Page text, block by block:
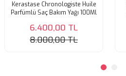
Kerastase Chronologiste Huile
Parfümlü Saç Bakım Yağı 100Ml
6.400,00 TL
8.000,00 TL